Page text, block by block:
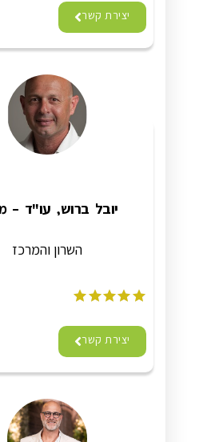
יצירת קשר
יובל ברוש, עו"ד –
השרון והמרכז
יצירת קשר